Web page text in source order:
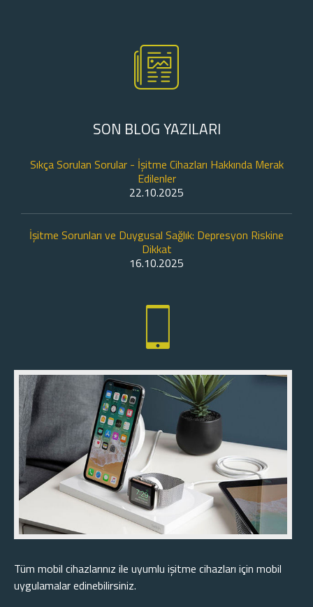
SON BLOG YAZILARI
Sıkça Sorulan Sorular - İşitme Cihazları Hakkında Merak
Edilenler
22.10.2025
İşitme Sorunları ve Duygusal Sağlık: Depresyon Riskine
Dikkat
16.10.2025
Tüm mobil cihazlarınız ile uyumlu işitme cihazları için mobil
uygulamalar edinebilirsiniz.